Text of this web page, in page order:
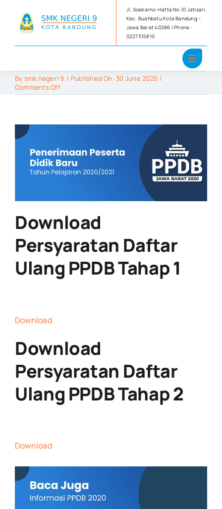
content
Jl. Soekarno-Hatta No.10 Jatisari,
Kec. Buahbatu Kota Bandung –
Jawa Barat 40286 | Phone :
0227315810
By smk negeri 9 | Published On: 30 June 2020 |
Comments Offon
PPDB
Download
Persyaratan Daftar
Ulang PPDB Tahap 1
Download
Download
Persyaratan Daftar
Ulang PPDB Tahap 2
Download